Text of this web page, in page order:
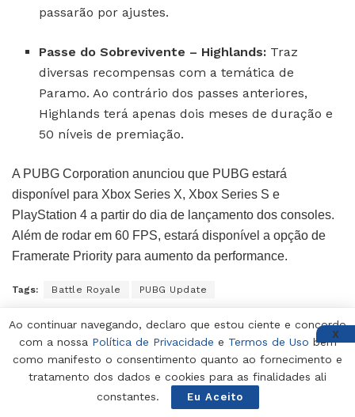
passarão por ajustes.
Passe do Sobrevivente – Highlands: Traz
diversas recompensas com a temática de
Paramo. Ao contrário dos passes anteriores,
Highlands terá apenas dois meses de duração e
50 níveis de premiação.
A PUBG Corporation anunciou que PUBG estará
disponível para Xbox Series X, Xbox Series S e
PlayStation 4 a partir do dia de lançamento dos consoles.
Além de rodar em 60 FPS, estará disponível a opção de
Framerate Priority para aumento da performance.
Tags: Battle Royale PUBG Update
Ao continuar navegando, declaro que estou ciente e concordo
com a nossa Política de Privacidade e Termos de Uso bem
como manifesto o consentimento quanto ao fornecimento e
tratamento dos dados e cookies para as finalidades ali
constantes.
Eu Aceito
X